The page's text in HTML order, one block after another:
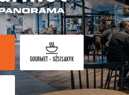
GOURMET - UŽSISAKYK